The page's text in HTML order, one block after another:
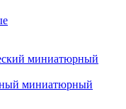
миниатюрный
миниатюрный